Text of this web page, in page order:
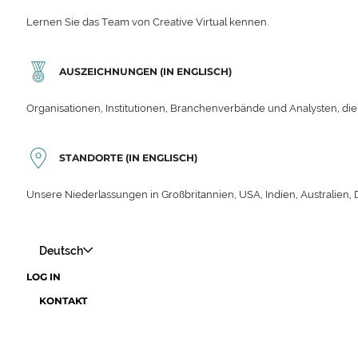
Lernen Sie das Team von Creative Virtual kennen.
AUSZEICHNUNGEN (IN ENGLISCH)
Organisationen, Institutionen, Branchenverbände und Analysten,
STANDORTE (IN ENGLISCH)
Unsere Niederlassungen in Großbritannien, USA, Indien, Australien,
Deutsch
LOG IN
KONTAKT